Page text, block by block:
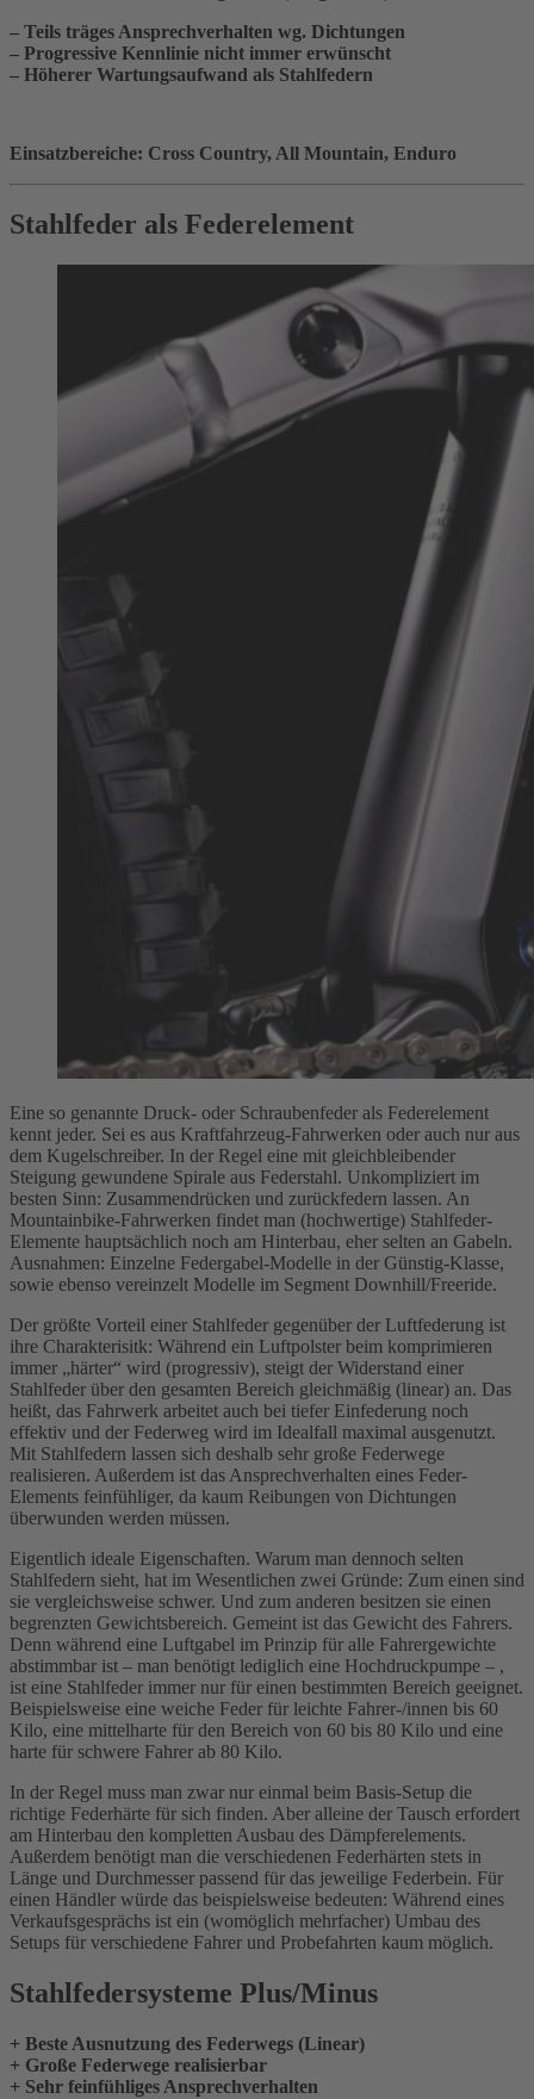
– Teils träges Ansprechverhalten wg. Dichtungen
– Progressive Kennlinie nicht immer erwünscht
– Höherer Wartungsaufwand als Stahlfedern
Einsatzbereiche: Cross Country, All Mountain, Enduro
Stahlfeder als Federelement
Eine so genannte Druck- oder Schraubenfeder als Federelement
kennt jeder. Sei es aus Kraftfahrzeug-Fahrwerken oder auch nur aus
dem Kugelschreiber. In der Regel eine mit gleichbleibender
Steigung gewundene Spirale aus Federstahl. Unkompliziert im
besten Sinn: Zusammendrücken und zurückfedern lassen. An
Mountainbike-Fahrwerken findet man (hochwertige) Stahlfeder-
Elemente hauptsächlich noch am Hinterbau, eher selten an Gabeln.
Ausnahmen: Einzelne Federgabel-Modelle in der Günstig-Klasse,
sowie ebenso vereinzelt Modelle im Segment Downhill/Freeride.
Der größte Vorteil einer Stahlfeder gegenüber der Luftfederung ist
ihre Charakterisitk: Während ein Luftpolster beim komprimieren
immer „härter“ wird (progressiv), steigt der Widerstand einer
Stahlfeder über den gesamten Bereich gleichmäßig (linear) an. Das
heißt, das Fahrwerk arbeitet auch bei tiefer Einfederung noch
effektiv und der Federweg wird im Idealfall maximal ausgenutzt.
Mit Stahlfedern lassen sich deshalb sehr große Federwege
realisieren. Außerdem ist das Ansprechverhalten eines Feder-
Elements feinfühliger, da kaum Reibungen von Dichtungen
überwunden werden müssen.
Eigentlich ideale Eigenschaften. Warum man dennoch selten
Stahlfedern sieht, hat im Wesentlichen zwei Gründe: Zum einen sind
sie vergleichsweise schwer. Und zum anderen besitzen sie einen
begrenzten Gewichtsbereich. Gemeint ist das Gewicht des Fahrers.
Denn während eine Luftgabel im Prinzip für alle Fahrergewichte
abstimmbar ist – man benötigt lediglich eine Hochdruckpumpe – ,
ist eine Stahlfeder immer nur für einen bestimmten Bereich geeignet.
Beispielsweise eine weiche Feder für leichte Fahrer-/innen bis 60
Kilo, eine mittelharte für den Bereich von 60 bis 80 Kilo und eine
harte für schwere Fahrer ab 80 Kilo.
In der Regel muss man zwar nur einmal beim Basis-Setup die
richtige Federhärte für sich finden. Aber alleine der Tausch erfordert
am Hinterbau den kompletten Ausbau des Dämpferelements.
Außerdem benötigt man die verschiedenen Federhärten stets in
Länge und Durchmesser passend für das jeweilige Federbein. Für
einen Händler würde das beispielsweise bedeuten: Während eines
Verkaufsgesprächs ist ein (womöglich mehrfacher) Umbau des
Setups für verschiedene Fahrer und Probefahrten kaum möglich.
Stahlfedersysteme Plus/Minus
+ Beste Ausnutzung des Federwegs (Linear)
+ Große Federwege realisierbar
+ Sehr feinfühliges Ansprechverhalten